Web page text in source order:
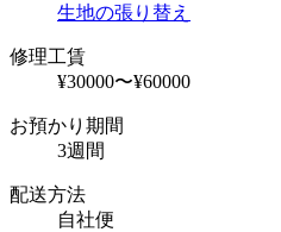
生地の張り替え
修理工賃
¥30000〜¥60000
お預かり期間
3週間
配送方法
自社便